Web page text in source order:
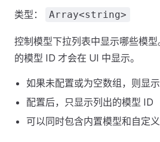
类型： Array<string>
控制模型下拉列表中显示哪些模
的模型 ID 才会在 UI 中显示。
如果未配置或为空数组，则显
配置后，只显示列出的模型 ID
可以同时包含内置模型和自定